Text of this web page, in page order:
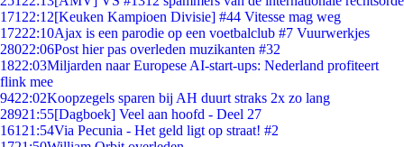
171 22:12[Keuken Kampioen Divisie] #44 Vitesse mag weg
17222:10Ajax is een parodie op een voetbalclub #7 Vuurwerkjes
28022:06Post hier pas overleden muzikanten #32
1822:03Miljarden naar Europese AI-start-ups: Nederland profiteert
flink mee
9422:02Koopzegels sparen bij AH duurt straks 2x zo lang
28921:55[Dagboek] Veel aan hoofd - Deel 27
161 21:54Via Pecunia - Het geld ligt op straat! #2